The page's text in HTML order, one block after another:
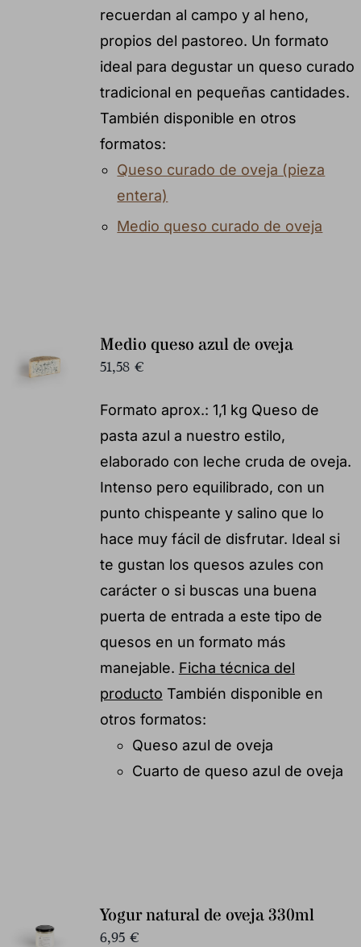
recuerdan al campo y al heno,
propios del pastoreo. Un formato
ideal para degustar un queso curado
tradicional en pequeñas cantidades.
También disponible en otros
formatos:
Queso curado de oveja (pieza
entera)
Medio queso curado de oveja
Medio queso azul de oveja
51,58 €
Formato aprox.: 1,1 kg Queso de
pasta azul a nuestro estilo,
elaborado con leche cruda de oveja.
Intenso pero equilibrado, con un
punto chispeante y salino que lo
hace muy fácil de disfrutar. Ideal si
te gustan los quesos azules con
carácter o si buscas una buena
puerta de entrada a este tipo de
quesos en un formato más
manejable. Ficha técnica del
producto También disponible en
otros formatos:
Queso azul de oveja
Cuarto de queso azul de oveja
Yogur natural de oveja 330ml
6,95 €